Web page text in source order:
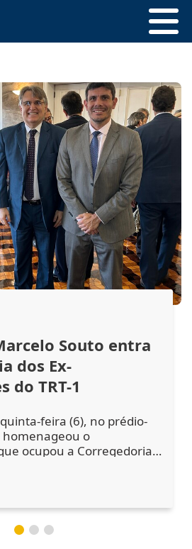
Souto entra
dos Ex-
do TRT-1
feira (6), no prédio-
homenageou o
ocupou a Corregedoria
2023/2025 A cerimônia de
retrato do desembargador
de Oliveira,
no biênio 2023/2025,
feira (6), no Salão Nobre
confirmou a inclusão